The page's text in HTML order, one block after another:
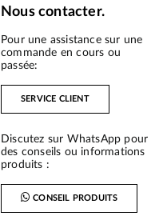
Nous contacter.
Pour une assistance sur une
commande en cours ou
passée:
SERVICE CLIENT
Discutez sur WhatsApp pour
des conseils ou informations
produits :
CONSEIL PRODUITS